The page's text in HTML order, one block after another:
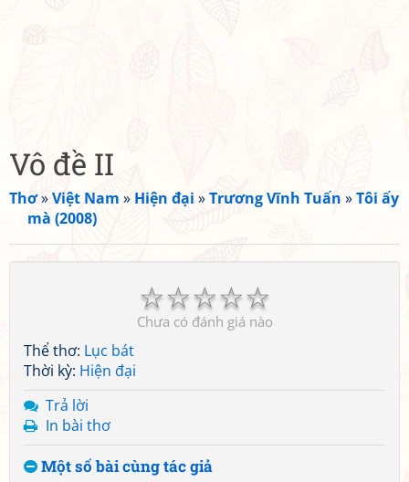
Vô đề II
Thơ»Việt Nam » Hiện đại »Trương Vĩnh Tuấn »Tôi ấy
mà (2008)
☆
☆
☆
☆
☆
Chưa có đánh giá nào
Thể thơ: Lục bát
Thời kỳ: Hiện đại
Trả lời
In bài thơ
Một số bài cùng tác giả